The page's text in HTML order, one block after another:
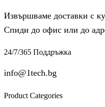
Извършваме доставки с
Спиди до офис или до
24/7/365 Поддръжка
info@1tech.bg
Product Categories